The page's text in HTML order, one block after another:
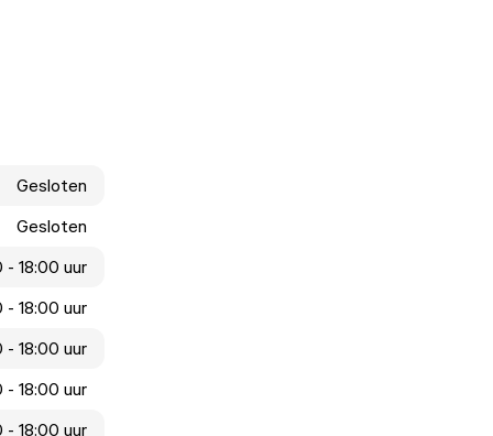
Gesloten
Gesloten
- 18:00 uur
- 18:00 uur
- 18:00 uur
- 18:00 uur
- 18:00 uur